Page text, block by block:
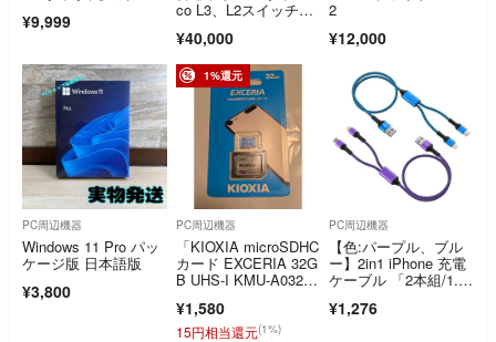
¥9,999
co L3、L2スイッチ29
¥40,000
2
¥12,000
PC周辺機器
Windows 11 Pro パッ
ケージ版 日本語版
¥3,800
1%還元
PC周辺機器
「KIOXIA microSDHC
カード EXCERIA 32G
B UHS-I KMU-A032G
¥1,580
15円相当還元(1%)
PC周辺機器
【色:パープル、ブル
ー】2in1 iPhone 充電
ケーブル 「2本組/1.2
¥1,276